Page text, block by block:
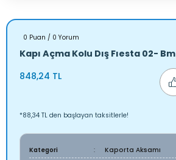
0 Puan / 0 Yorum
Kapı Açma Kolu Dış Fıesta 02- Bm
848,24 TL
*88,34 TL den başlayan taksitlerle!
Kategori
Kaporta Aksamı